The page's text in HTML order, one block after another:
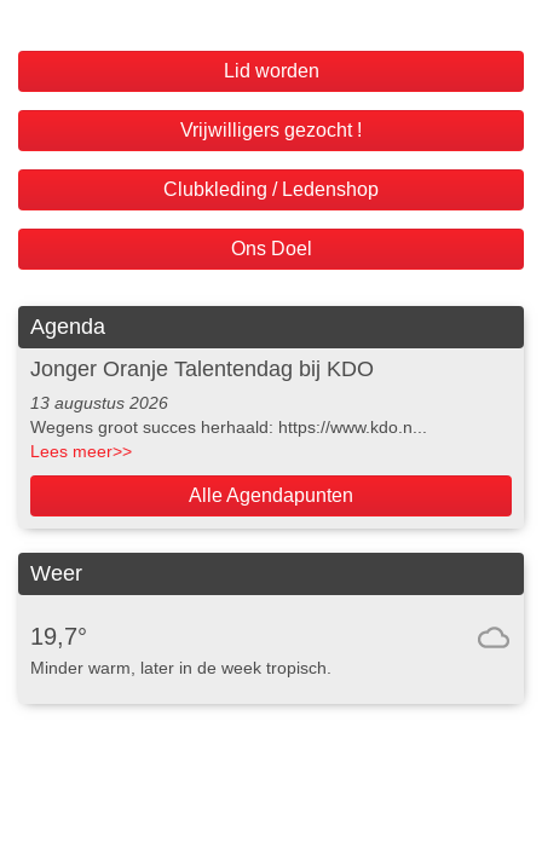
Lid worden
Vrijwilligers gezocht !
Clubkleding / Ledenshop
Ons Doel
Agenda
Jonger Oranje Talentendag bij KDO
13 augustus 2026
Wegens groot succes herhaald: https://www.kdo.n...
Lees meer>>
Alle Agendapunten
Weer
19,7°
Minder warm, later in de week tropisch